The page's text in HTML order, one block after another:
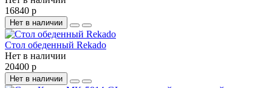
16840 р
Нет в наличии
Стол обеденный Rekado
Нет в наличии
20400 р
Нет в наличии